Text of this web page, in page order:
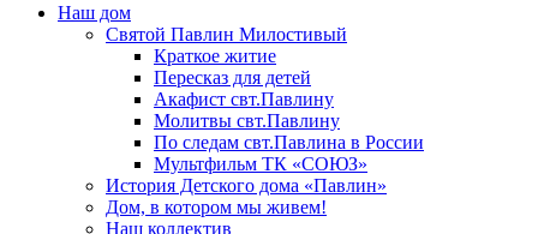
Наш дом
Святой Павлин Милостивый
Краткое житие
Пересказ для детей
Акафист свт.Павлину
Молитвы свт.Павлину
По следам свт.Павлина в России
Мультфильм ТК «СОЮЗ»
История Детского дома «Павлин»
Дом, в котором мы живем!
Наш коллектив